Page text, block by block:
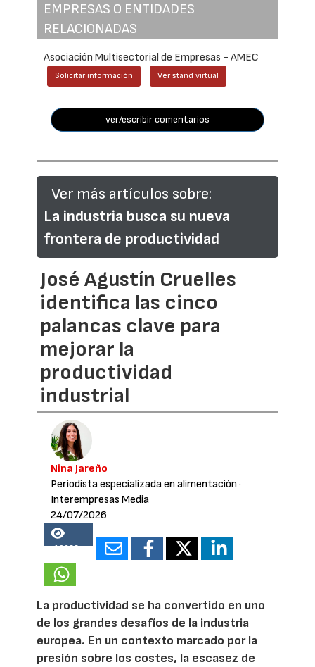
EMPRESAS O ENTIDADES
RELACIONADAS
Asociación Multisectorial de Empresas - AMEC
Solicitar información Ver stand virtual
ver/escribir comentarios
Ver más artículos sobre:
La industria busca su nueva
frontera de productividad
José Agustín Cruelles
identifica las cinco
palancas clave para
mejorar la
productividad
industrial
Nina Jareño
Periodista especializada en alimentación ·
Interempresas Media
24/07/2026
19028
La productividad se ha convertido en uno
de los grandes desafíos de la industria
europea. En un contexto marcado por la
presión sobre los costes, la escasez de